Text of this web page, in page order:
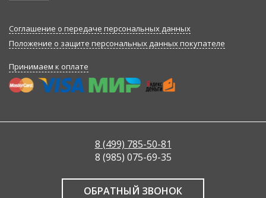
Соглашение о передаче персональных данных
Положение о защите персональных данных покупателе
Принимаем к оплате
8 (499) 785-50-81
8 (985) 075-69-35
ОБРАТНЫЙ ЗВОНОК